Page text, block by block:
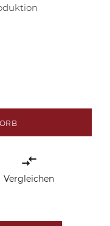
compare_arrows
Vergleichen